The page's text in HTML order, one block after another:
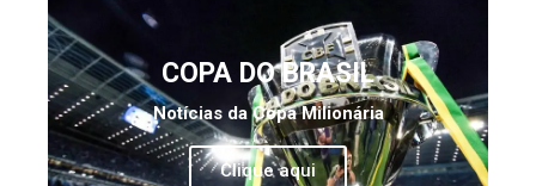
COPA DO BRASIL
Notícias da Copa Milionária
Clique aqui